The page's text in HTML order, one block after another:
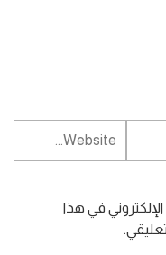
في هذا